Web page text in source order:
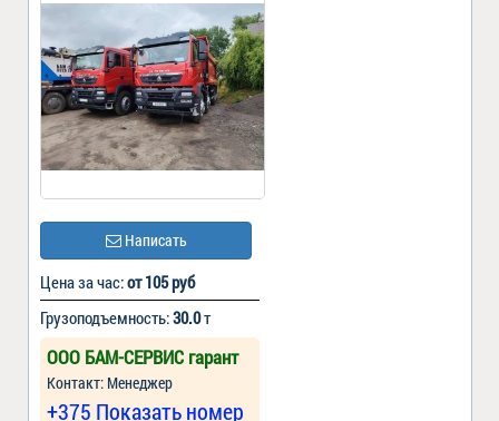
Написать
Цена за час:от 105 руб
Грузоподъемность:30.0т
ООО БАМ-СЕРВИС гарант
Контакт: Менеджер
+375 Показать номер